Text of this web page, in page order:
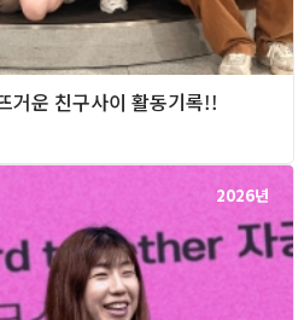
운 친구사이 활동기록!!
2026년